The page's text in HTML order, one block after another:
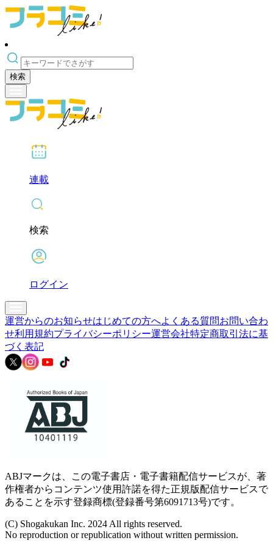
検索
連載
検索
ログイン
運営からのお知らせはじめての方へよくある質問お問い合わ
せ利用規約プライバシーポリシー運営会社特定商取引法に基
づく表記
ABJマークは、この電子書店・電子書籍配信サービスが、著
作権者からコンテンツ使用許諾を得た正規版配信サービスで
あることを示す登録商標(登録番号第6091713号)です。
(C) Shogakukan Inc. 2024 All rights reserved.
No reproduction or republication without written permission.